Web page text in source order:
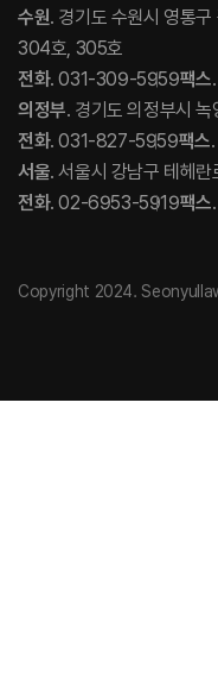
수원. 경기도 수원시 영통
304호, 305호
전화. 031-309-5959팩스
의정부. 경기도 의정부시
전화. 031-827-5959팩스
서울. 서울시 강남구 테헤
전화. 02-6953-5919팩스
Copyright 2024.